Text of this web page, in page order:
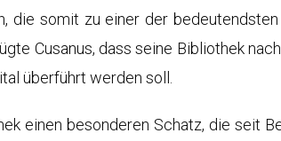
die somit zu einer der
Cusanus, dass seine Bibliothek
überführt werden soll.
einen besonderen Schatz, die seit